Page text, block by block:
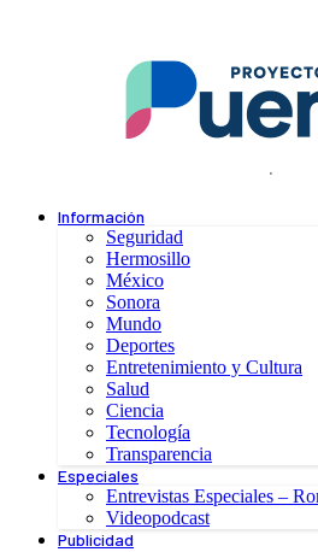
.
Información
Seguridad
Hermosillo
México
Sonora
Mundo
Deportes
Entretenimiento y Cultura
Salud
Ciencia
Tecnología
Transparencia
Especiales
Entrevistas Especiales –
Videopodcast
Publicidad